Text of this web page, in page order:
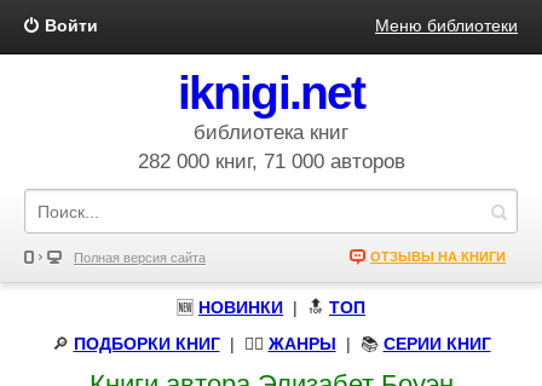
Войти Меню библиотеки
iknigi.net
библиотека книг
282 000 книг, 71 000 авторов
Полная версия сайта ОТЗЫВЫ НА КНИГИ
🆕 НОВИНКИ | 🔝 ТОП
🔎 ПОДБОРКИ КНИГ| 🧝‍♀️ ЖАНРЫ | 📚 СЕРИИ КНИГ